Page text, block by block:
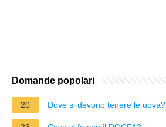
Domande popolari
20 Dove si devono tenere le uova?